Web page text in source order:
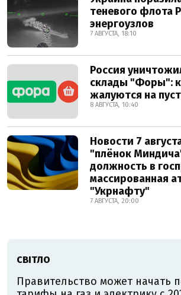
теневого флота
энергоузлов
7 АВГУСТА, 18:10
Россия
склады "Форы":
жалуются на
8 АВГУСТА, 10:40
Новости 7
"плёнок
должность в
массированная
"Укрнафту"
7 АВГУСТА, 20:00
СВІТЛО
Правительство может начать